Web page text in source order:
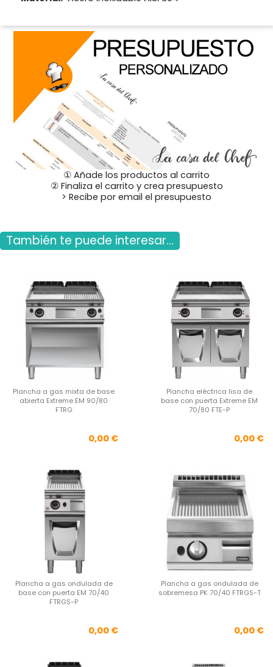
① Añade los productos al carrito
② Finaliza el carrito y crea presupuesto
> Recibe por email el presupuesto
También te puede interesar...
Plancha a gas mixta de base
abierta Extreme EM 90/80
FTRG
Precio
0,00 €
Plancha eléctrica lisa de
base con puerta Extreme EM
70/80 FTE-P
0,00 €
Plancha a gas ondulada de
base con puerta EM 70/40
FTRGS-P
Precio
0,00 €
Plancha a gas ondulada de
sobremesa PK 70/40 FTRGS-T
0,00 €